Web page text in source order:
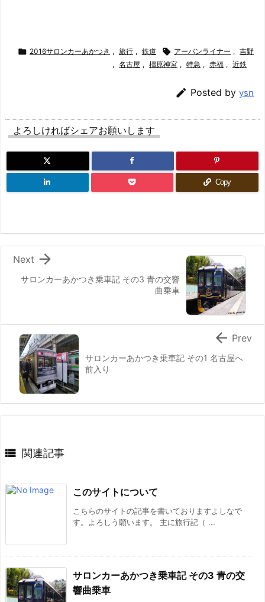
 2016サロンカーあかつき , 旅行 , 鉄道  アーバンライナー , 吉野
, 名古屋 , 橿原神宮 , 特急 , 赤福 , 近鉄
 Posted by ysn
よろしければシェアお願いします
Copy
サロンカーあかつき乗車記 その3 青の交響
曲乗車

Next
サロンカーあかつき乗車記 その1 名古屋へ
前入り
 Prev
 関連記事
このサイトについて
こちらのサイトの記事を書いておりますよしなで
す。よろしう願います。 主に旅行記（ ...
サロンカーあかつき乗車記 その3 青の交
響曲乗車